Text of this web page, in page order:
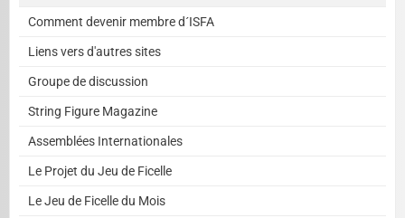
Comment devenir membre d´ISFA
Liens vers d'autres sites
Groupe de discussion
String Figure Magazine
Assemblées Internationales
Le Projet du Jeu de Ficelle
Le Jeu de Ficelle du Mois